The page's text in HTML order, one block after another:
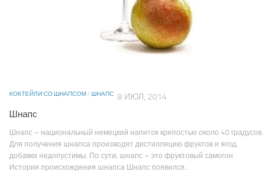
КОКТЕЙЛИ СО ШНАПСОМ / ШНАПС 8 ИЮЛ, 2014
Шнапс
Шнапс – национальный немецкий напиток крепостью около 40 градусов.
Для получения шнапса производят дистилляцию фруктов и ягод,
добавки недопустимы. По сути, шнапс – это фруктовый самогон.
История происхождения шнапса Шнапс появился...